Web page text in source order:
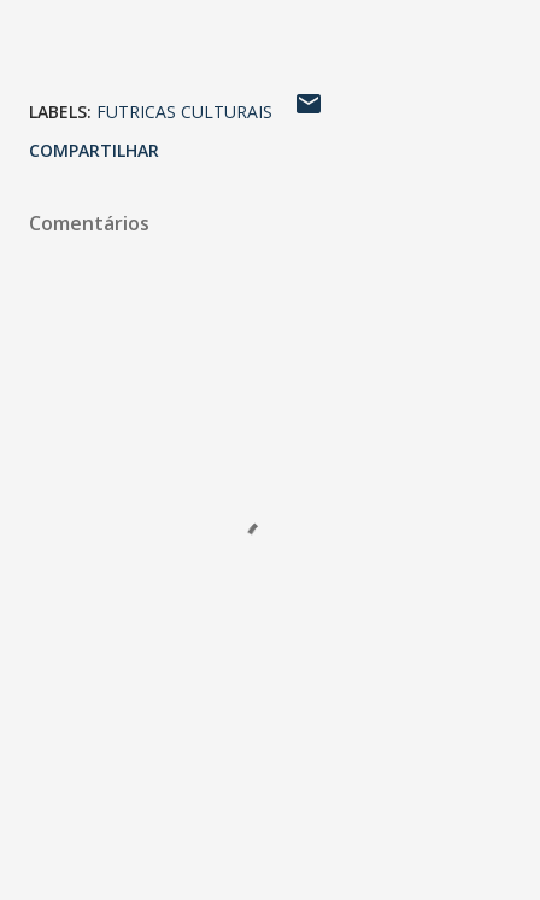
LABELS: FUTRICAS CULTURAIS
COMPARTILHAR
Comentários